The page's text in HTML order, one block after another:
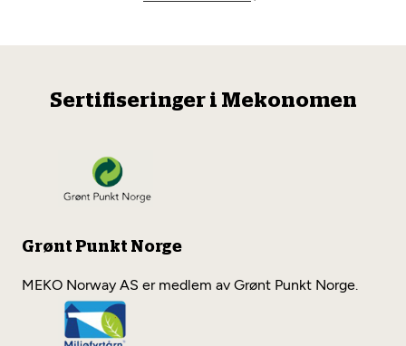
Sertifiseringer i Mekonomen
Grønt Punkt Norge
MEKO Norway AS er medlem av Grønt Punkt Norge.